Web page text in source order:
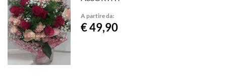
A partire da:
€ 49,90